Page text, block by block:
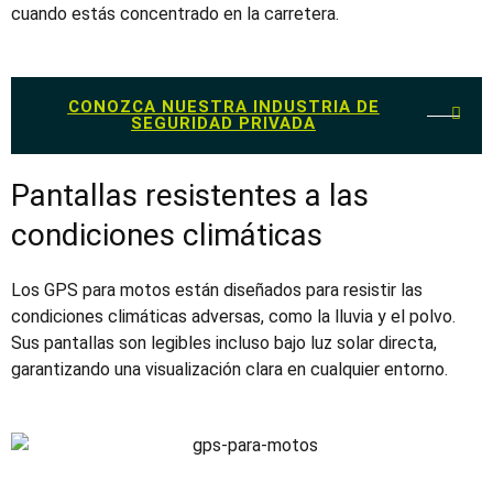
cuando estás concentrado en la carretera.
CONOZCA NUESTRA INDUSTRIA DE
SEGURIDAD PRIVADA
Pantallas resistentes a las
condiciones climáticas
Los GPS para motos están diseñados para resistir las
condiciones climáticas adversas, como la lluvia y el polvo.
Sus pantallas son legibles incluso bajo luz solar directa,
garantizando una visualización clara en cualquier entorno.